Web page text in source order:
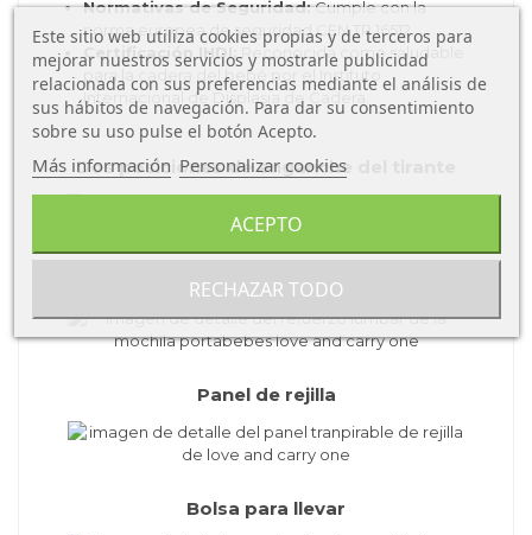
Normativas de Seguridad:Cumple con la
norma europea de seguridad CEN TR 16512.
Certificación IHDI:
Reconocida como saludable
para la cadera del bebé por el Instituto
Internacional de Displasia de Cadera.
Dos posiciones de enganche del tirante
Tirantes cruzables y refuerzo lumbar
Panel de rejilla
Bolsa para llevar
Este sitio web utiliza cookies propias y de terceros para
mejorar nuestros servicios y mostrarle publicidad
relacionada con sus preferencias mediante el análisis de
sus hábitos de navegación. Para dar su consentimiento
sobre su uso pulse el botón Acepto.
Más información Personalizar cookies
RECHAZAR TODO
ACEPTO